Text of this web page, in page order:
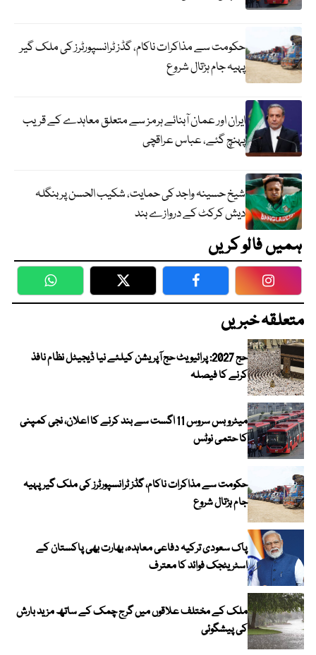
حکومت سے مذاکرات ناکام، گڈز ٹرانسپورٹرز کی ملک گیر
پہیہ جام ہڑتال شروع
ایران اور عمان آبنائے ہرمز سے متعلق معاہدے کے قریب
پہنچ گئے، عباس عراقچی
شیخ حسینہ واجد کی حمایت، شکیب الحسن پر بنگلہ
دیش کرکٹ کے دروازے بند
ہمیں فالو کریں
WhatsApp Twitter Facebook
متعلقہ خبریں
حج 2027: پرائیویٹ حج آپریشن کیلئے نیا ڈیجیٹل نظام نافذ
کرنے کا فیصلہ
میٹرو بس سروس 11 اگست سے بند کرنے کا اعلان، نجی کمپنی
کا حتمی نوٹس
حکومت سے مذاکرات ناکام، گڈز ٹرانسپورٹرز کی ملک گیر پہیہ
جام ہڑتال شروع
پاک سعودی ترکیہ دفاعی معاہدہ، بھارت بھی پاکستان کے
اسٹریٹجک فوائد کا معترف
ملک کے مختلف علاقوں میں گرج چمک کے ساتھ مزید بارش
کی پیشگوئی